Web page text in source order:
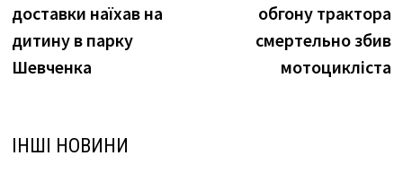
доставки наїхав на
дитину в парку
Шевченка
обгону трактора
смертельно збив
мотоцикліста
ІНШІ НОВИНИ